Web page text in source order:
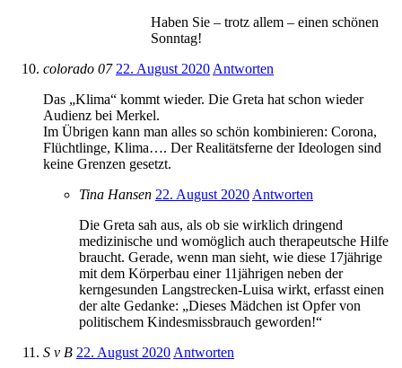
Haben Sie – trotz allem – einen schönen
Sonntag!
colorado 07 22. August 2020 Antworten
Das „Klima“ kommt wieder. Die Greta hat schon wieder
Audienz bei Merkel.
Im Übrigen kann man alles so schön kombinieren: Corona,
Flüchtlinge, Klima…. Der Realitätsferne der Ideologen sind
keine Grenzen gesetzt.
Tina Hansen 22. August 2020 Antworten
Die Greta sah aus, als ob sie wirklich dringend
medizinische und womöglich auch therapeutsche Hilfe
braucht. Gerade, wenn man sieht, wie diese 17jährige
mit dem Körperbau einer 11jährigen neben der
kerngesunden Langstrecken-Luisa wirkt, erfasst einen
der alte Gedanke: „Dieses Mädchen ist Opfer von
politischem Kindesmissbrauch geworden!“
S v B 22. August 2020 Antworten